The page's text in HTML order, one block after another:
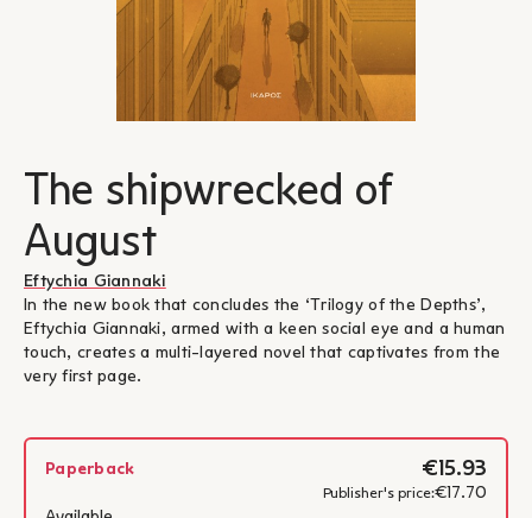
The shipwrecked of
August
Eftychia Giannaki
In the new book that concludes the ‘Trilogy of the Depths’,
Eftychia Giannaki, armed with a keen social eye and a human
touch, creates a multi-layered novel that captivates from the
very first page.
Paperback €15.93
Publisher's price:€17.70